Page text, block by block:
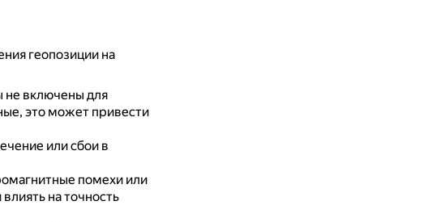
геопозиции на
не включены для
это может привести
или сбои в
помехи или
на точность